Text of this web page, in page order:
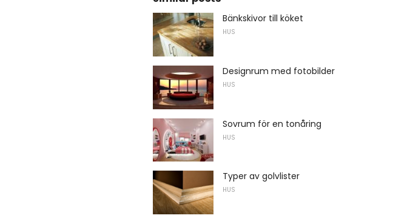
Bänkskivor till köket
HUS
Designrum med fotobilder
HUS
Sovrum för en tonåring
HUS
Typer av golvlister
HUS